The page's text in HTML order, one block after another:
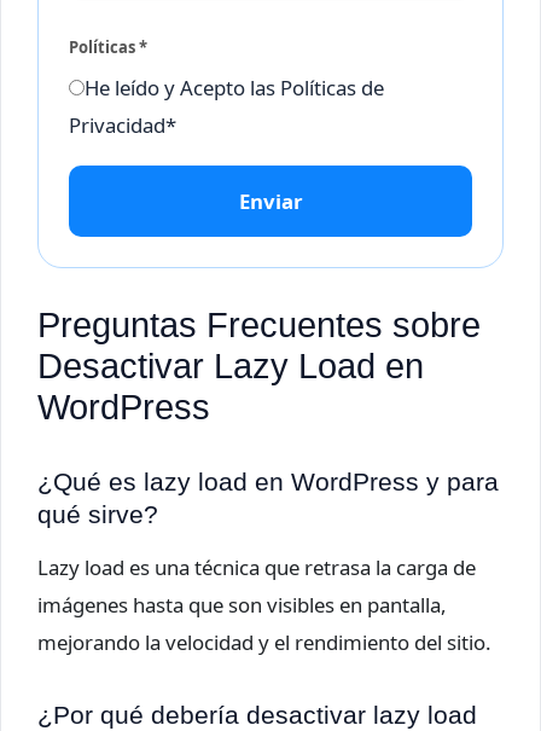
Políticas *
He leído y Acepto las Políticas de
Privacidad*
Enviar
Preguntas Frecuentes sobre
Desactivar Lazy Load en
WordPress
¿Qué es lazy load en WordPress y para
qué sirve?
Lazy load es una técnica que retrasa la carga de
imágenes hasta que son visibles en pantalla,
mejorando la velocidad y el rendimiento del sitio.
¿Por qué debería desactivar lazy load